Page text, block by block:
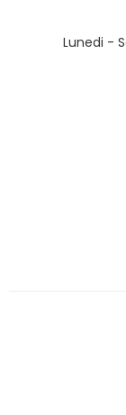
Lunedi -